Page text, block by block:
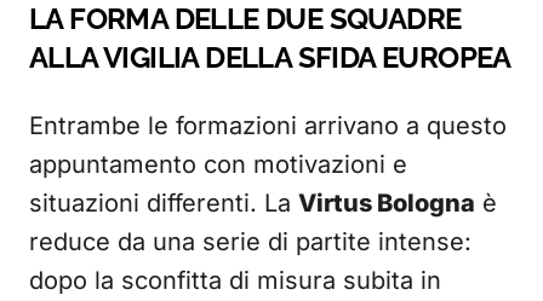
LA FORMA DELLE DUE SQUADRE
ALLA VIGILIA DELLA SFIDA EUROPEA
Entrambe le formazioni arrivano a questo
appuntamento con motivazioni e
situazioni differenti. La Virtus Bologna è
reduce da una serie di partite intense:
dopo la sconfitta di misura subita in